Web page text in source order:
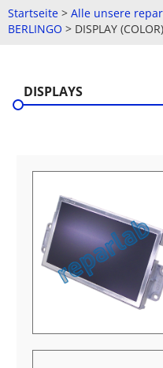
Startseite > Alle unsere
BERLINGO > DISPLAY (COLOR)
DISPLAYS